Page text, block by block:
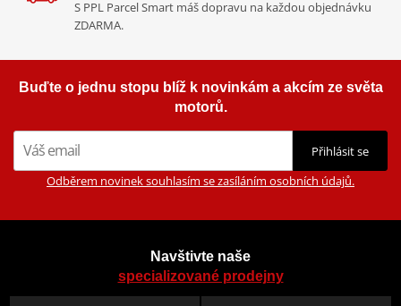
S PPL Parcel Smart máš dopravu na každou objednávku
ZDARMA.
Buďte o jednu stopu blíž k novinkám a akcím ze světa
motorů.
Přihlásit se
Odběrem novinek souhlasím se zasíláním osobních údajů.
Navštivte naše
specializované prodejny